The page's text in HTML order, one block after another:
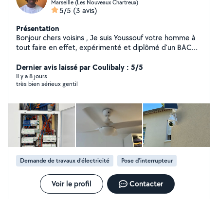
Marseille (Les Nouveaux Chartreux)
5/5 (3 avis)
Présentation
Bonjour chers voisins , Je suis Youssouf votre homme à
tout faire en effet, expérimenté et diplômé d'un BAC
environnements connectés.) je prépare mon BTS en
électrotechnique. je suis à votre disposition pour tout
vos installations électriques ou refaire votre tableau Élec
Montage ou Démontage de Meubles , Fixation d' Objet
au Mur , Remplacé des Poignées de Porte et de Chasse
d' Eaux , Aide au Déménagement , Transport ou :
Déplacement d' Objet. Je peut aussi servir de coach
sportif. Merci et à bientôt mes voisins
Dernier avis laissé par Coulibaly : 5/5
Il y a 8 jours
très bien sérieux gentil
Demande de travaux d’électricité Pose d'interrupteur
Voir le profil Contacter